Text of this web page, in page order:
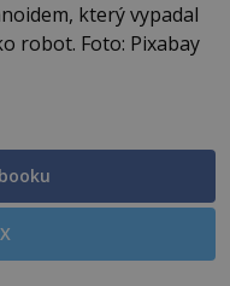
který vypadal
robot. Foto: Pixabay